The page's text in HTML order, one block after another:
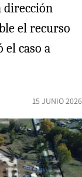
dirección
el recurso
caso a
15 JUNIO 2026